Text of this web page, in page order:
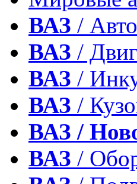
ВАЗ /
ВАЗ /
ВАЗ /
ВАЗ /
ВАЗ /
ВАЗ /